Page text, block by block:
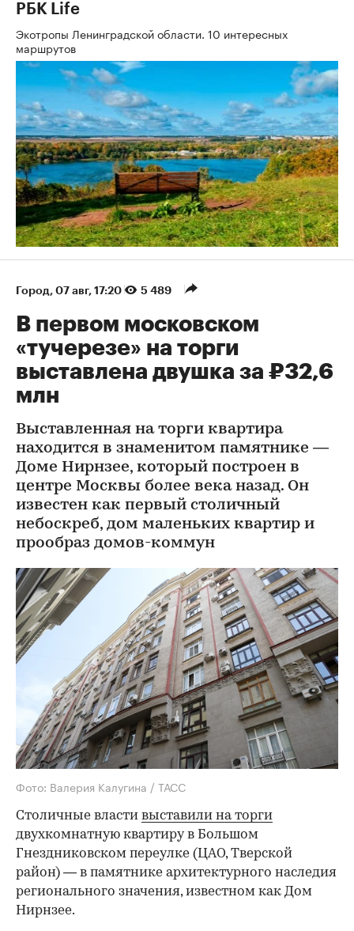
РБК Life
Экотропы Ленинградской области. 10 интересных
маршрутов
Город⁠, 07 авг, 17:20 5 489
В первом московском
«тучерезе» на торги
выставлена двушка за ₽32,6
млн
Выставленная на торги квартира
находится в знаменитом памятнике —
Доме Нирнзее, который построен в
центре Москвы более века назад. Он
известен как первый столичный
небоскреб, дом маленьких квартир и
прообраз домов-коммун
Фото: Валерия Калугина / ТАСС
Столичные власти выставили на торги
двухкомнатную квартиру в Большом
Гнездниковском переулке (ЦАО, Тверской
район) — в памятнике архитектурного наследия
регионального значения, известном как Дом
Нирнзее.